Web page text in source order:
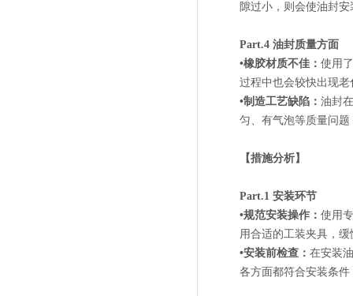
隙过小，则会使油封
Part.4 油封质量方面
•橡胶材质不佳： 使用
过程中也会较快出现
•制造工艺缺陷： 油封
匀、有气泡等质量问
【措施分析】
Part.1 安装环节
•规范安装操作： 使用
用合适的工装夹具，
•安装前检查： 在安装
各方面都符合安装条